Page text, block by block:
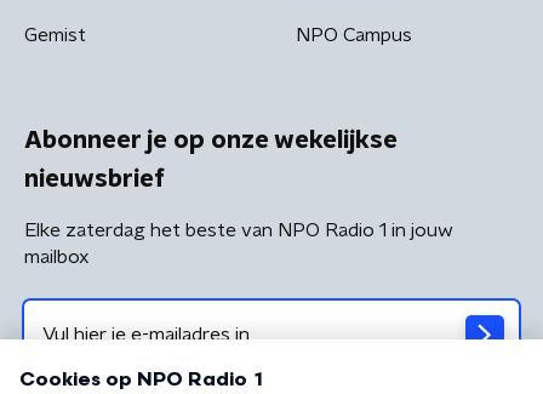
Gemist NPO Campus
Abonneer je op onze wekelijkse
nieuwsbrief
Elke zaterdag het beste van NPO Radio 1 in jouw
mailbox